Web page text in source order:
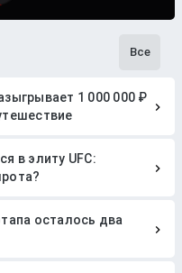
Все
1 000 000 ₽
в элиту UFC:
осталось два